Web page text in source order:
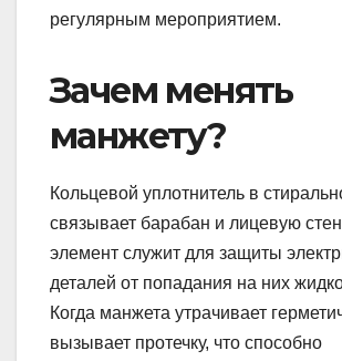
регулярным мероприятием.
Зачем менять
манжету?
Кольцевой уплотнитель в
связывает барабан и лицевую
элемент служит для защиты
деталей от попадания на них
Когда манжета утрачивает
вызывает протечку, что способно